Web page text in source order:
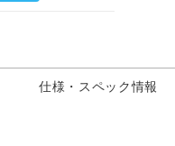
仕様・スペック情報